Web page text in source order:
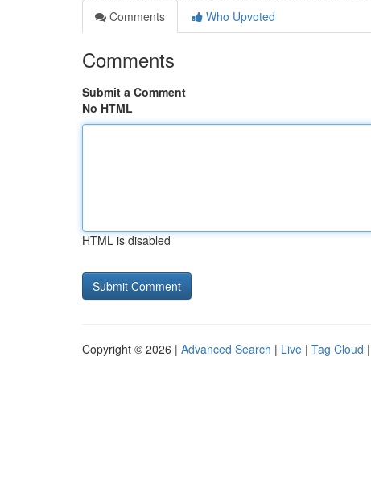
Comments
Who Upvoted
Comments
Submit a Comment
No HTML
HTML is disabled
Copyright © 2026 | Advanced Search | Live | Tag Cloud |